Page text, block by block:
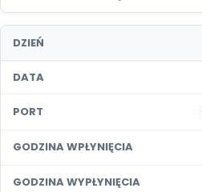
DZIEŃ
DATA
PORT
GODZINA WPŁYNIĘCIA
GODZINA WYPŁYNIĘCIA